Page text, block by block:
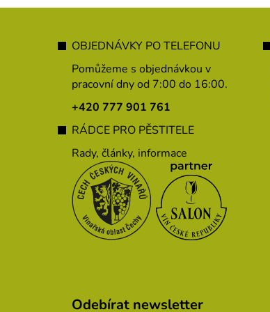
OBJEDNÁVKY PO TELEFONU
Pomůžeme s objednávkou v
pracovní dny od 7:00 do 16:00.
+420 777 901 761
RÁDCE PRO PĚSTITELE
Rady, články, informace
Odebírat newsletter